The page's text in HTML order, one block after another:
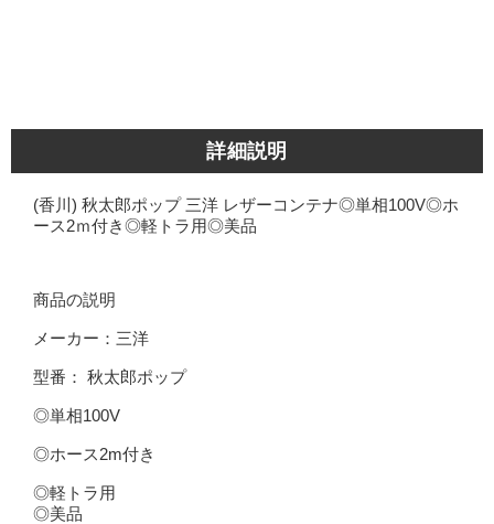
詳細説明
(香川) 秋太郎ポップ 三洋 レザーコンテナ◎単相100V◎ホ
ース2ｍ付き◎軽トラ用◎美品
商品の説明
メーカー：三洋
型番： 秋太郎ポップ
◎単相100V
◎ホース2m付き
◎軽トラ用
◎美品